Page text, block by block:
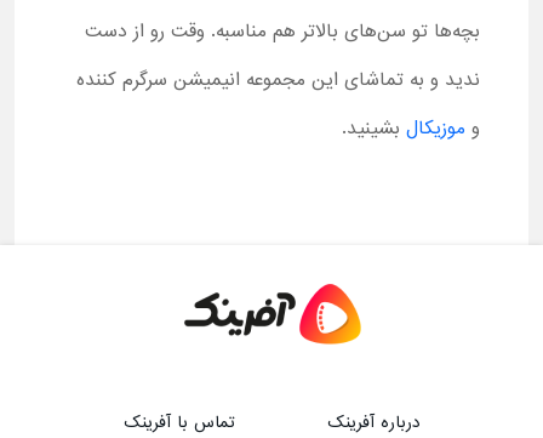
بچه‌ها تو سن‌های بالاتر هم مناسبه. وقت رو از دست
ندید و به تماشای این مجموعه انیمیشن سرگرم کننده
و موزیکال بشینید.
درباره آفرینک تماس با آفرینک